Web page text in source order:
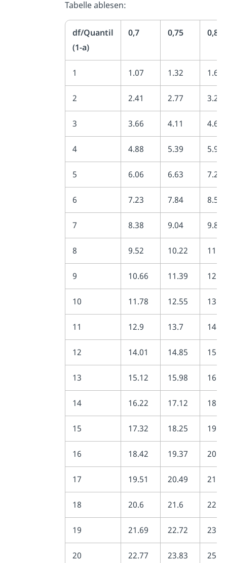
Tabelle ablesen:
df/Quantil
(1-a)
0,7 0,75 0,8
1 1.07 1.32 1.64
2 2.41 2.77 3.22
3 3.66 4.11 4.64
4 4.88 5.39 5.99
5 6.06 6.63 7.29
6 7.23 7.84 8.56
7 8.38 9.04 9.8
8 9.52 10.22
9 10.66 11.39
10 11.78 12.55
11 12.9 13.7
12 14.01 14.85
13 15.12 15.98
14 16.22 17.12
15 17.32 18.25
16 18.42 19.37
17 19.51 20.49
18 20.6 21.6
19 21.69 22.72 23.9
20 22.77 23.83